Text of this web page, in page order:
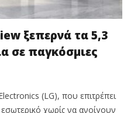
ξεπερνά τα 5,3
σε παγκόσμιες
(LG), που επιτρέπει
χωρίς να ανοίγουν